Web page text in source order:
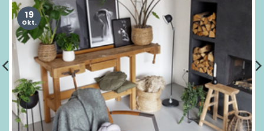
19
Okt.